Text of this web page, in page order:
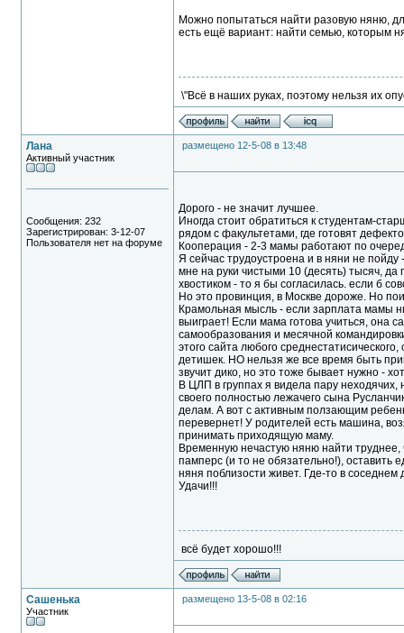
Можно попытаться найти разовую няню,
есть ещё вариант: найти семью, которым
\"Всё в наших руках, поэтому нельзя их
Лана
Активный участник
Сообщения: 232
Зарегистрирован: 3-12-07
Пользователя нет на форуме
размещено 12-5-08 в 13:48
Дорого - не значит лучшее.
Иногда стоит обратиться к студентам-
рядом с факультетами, где готовят
Кооперация - 2-3 мамы работают по
Я сейчас трудоустроена и в няни не
мне на руки чистыми 10 (десять) тысяч,
хвостиком - то я бы согласилась. если б
Но это провинция, в Москве дороже. Но
Крамольная мысль - если зарплата мамы
выиграет! Если мама готова учиться, она
самообразования и месячной
этого сайта любого
детишек. НО нельзя же все время быть
звучит дико, но это тоже бывает нужно -
В ЦЛП в группах я видела пару
своего полностью лежачего сына
делам. А вот с активным ползающим
перевернет! У родителей есть машина,
принимать приходящую маму.
Временную нечастую няню найти
памперс (и то не обязательно!), оставить
няня поблизости живет. Где-то в
Удачи!!!
всё будет хорошо!!!
Сашенька
Участник
размещено 13-5-08 в 02:16